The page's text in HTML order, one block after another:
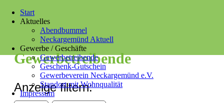
Start
Aktuelles
Abendbummel
Neckargemünd Aktuell
Gewerbe / Geschäfte
Gewerbetreibende
Geschenk-Gutschein
Gewerbeverein Neckargemünd e.V.
Standort mit Wohnqualität
Impressum
Gewerbetreibende
Anzeige filtern: